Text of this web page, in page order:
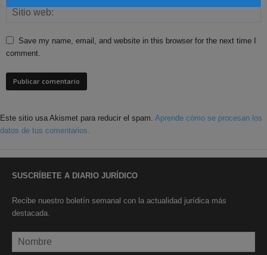
Save my name, email, and website in this browser for the next time I
comment.
Este sitio usa Akismet para reducir el spam. Aprende cómo se procesan los
datos de tus comentarios.
SUSCRÍBETE A DIARIO JURÍDICO
Recibe nuestro boletín semanal con la actualidad jurídica más
destacada.